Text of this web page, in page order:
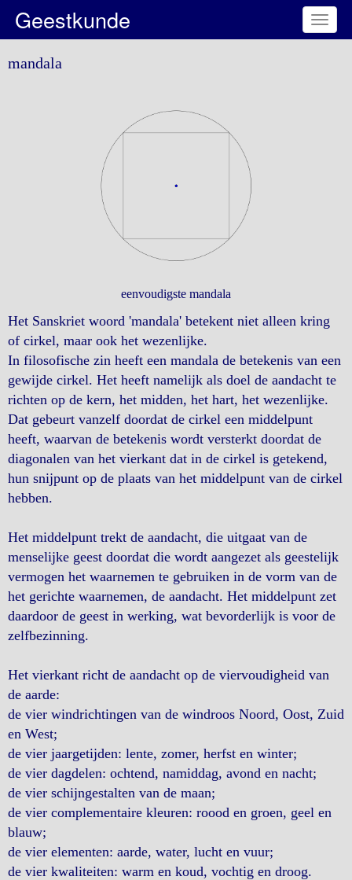
Toggle
Geestkunde
mandala
eenvoudigste mandala
Het Sanskriet woord 'mandala' betekent niet alleen kring
of cirkel, maar ook het wezenlijke.
In filosofische zin heeft een mandala de betekenis van een
gewijde cirkel. Het heeft namelijk als doel de aandacht te
richten op de kern, het midden, het hart, het wezenlijke.
Dat gebeurt vanzelf doordat de cirkel een middelpunt
heeft, waarvan de betekenis wordt versterkt doordat de
diagonalen van het vierkant dat in de cirkel is getekend,
hun snijpunt op de plaats van het middelpunt van de cirkel
hebben.
Het middelpunt trekt de aandacht, die uitgaat van de
menselijke geest doordat die wordt aangezet als geestelijk
vermogen het waarnemen te gebruiken in de vorm van de
het gerichte waarnemen, de aandacht. Het middelpunt zet
daardoor de geest in werking, wat bevorderlijk is voor de
zelfbezinning.
Het vierkant richt de aandacht op de viervoudigheid van
de aarde:
de vier windrichtingen van de windroos Noord, Oost, Zuid
en West;
de vier jaargetijden: lente, zomer, herfst en winter;
de vier dagdelen: ochtend, namiddag, avond en nacht;
de vier schijngestalten van de maan;
de vier complementaire kleuren: roood en groen, geel en
blauw;
de vier elementen: aarde, water, lucht en vuur;
de vier kwaliteiten: warm en koud, vochtig en droog.